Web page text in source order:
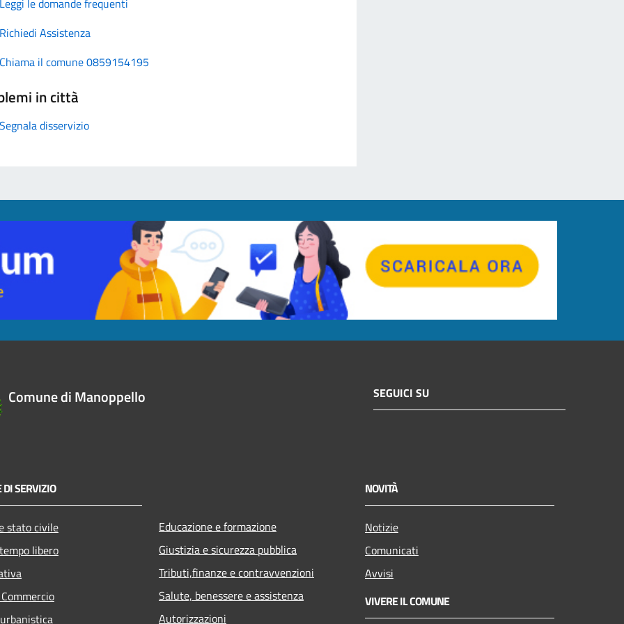
Richiedi Assistenza
Chiama il comune 0859154195
in città
Segnala disservizio
Comune di Manoppello SEGUICI SU
DI SERVIZIO
stato civile
libero
Educazione e formazione
Giustizia e sicurezza pubblica
Tributi,finanze e contravvenzioni
Salute, benessere e assistenza
Autorizzazioni
NOVITÀ
Notizie
Comunicati
Avvisi
VIVERE IL COMUNE